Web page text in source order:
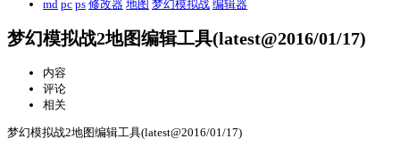
md pc ps 修改器 地图 梦幻模拟战 编辑器
梦幻模拟战2地图编辑工具(latest@2016/01/17)
内容
评论
相关
梦幻模拟战2地图编辑工具(latest@2016/01/17)